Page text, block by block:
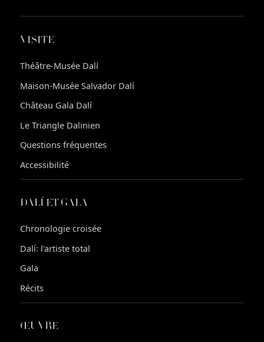
VISITE
Théâtre-Musée Dalí
Maison-Musée Salvador Dalí
Château Gala Dalí
Le Triangle Dalinien
Questions fréquentes
Accessibilité
DALÍ ET GALA
Chronologie croisée
Dalí: l'artiste total
Gala
Récits
ŒUVRE